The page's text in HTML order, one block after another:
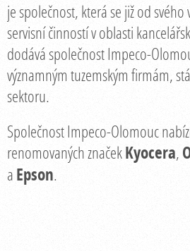
je společnost, která se již od
servisní činností v oblasti
dodává společnost Impeco-
významným tuzemským firmám,
sektoru.
Společnost Impeco-Olomouc
renomovaných značekKyocera,
a Epson.